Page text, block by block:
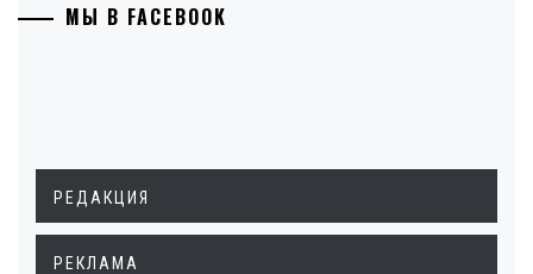
МЫ В FACEBOOK
РЕДАКЦИЯ
РЕКЛАМА